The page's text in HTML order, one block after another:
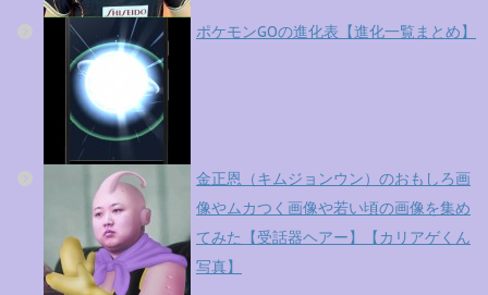
ポケモンGOの進化表【進化一覧まとめ】
金正恩（キムジョンウン）のおもしろ画
像やムカつく画像や若い頃の画像を集め
てみた【受話器ヘアー】【カリアゲくん
写真】